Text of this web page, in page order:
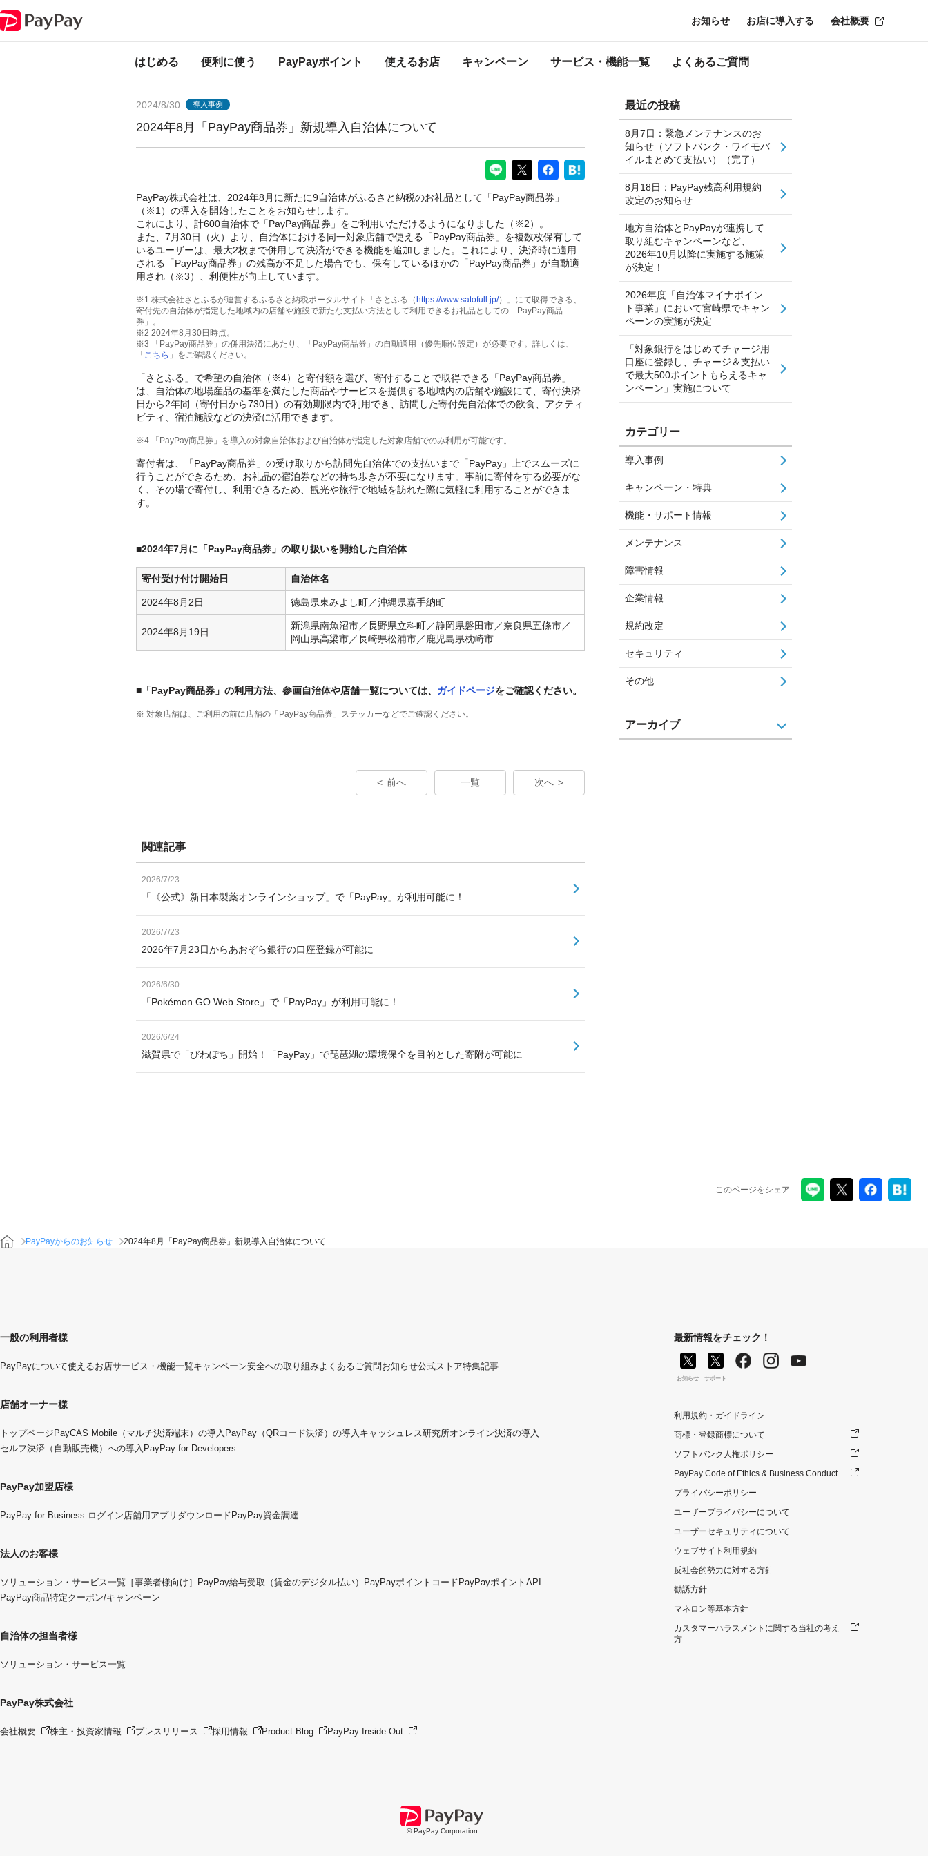
はじめる 便利に使う PayPayポイント 使えるお店 キャンペーン サービス・機能一覧 よくあるご質問
お知らせ お店に導入する 会社概要
PayPayからのお知らせ
2024/8/30 導入事例
2024年8月「PayPay商品券」新規導入自治体について
PayPay株式会社は、2024年8月に新たに9自治体がふるさと納税のお礼品として「PayPay商品券」
（※1）の導入を開始したことをお知らせします。
これにより、計600自治体で「PayPay商品券」をご利用いただけるようになりました（※2）。
また、7月30日（火）より、自治体における同一対象店舗で使える「PayPay商品券」を複数枚保有して
いるユーザーは、最大2枚まで併用して決済ができる機能を追加しました。これにより、決済時に適用
される「PayPay商品券」の残高が不足した場合でも、保有しているほかの「PayPay商品券」が自動適
用され（※3）、利便性が向上しています。
※1 株式会社さとふるが運営するふるさと納税ポータルサイト「さとふる（https://www.satofull.jp/）」にて取得できる、
寄付先の自治体が指定した地域内の店舗や施設で新たな支払い方法として利用できるお礼品としての「PayPay商品
券」。
※2 2024年8月30日時点。
※3 「PayPay商品券」の併用決済にあたり、「PayPay商品券」の自動適用（優先順位設定）が必要です。詳しくは、
「 こちら 」をご確認ください。
「さとふる」で希望の自治体（※4）と寄付額を選び、寄付することで取得できる「PayPay商品券」
は、自治体の地場産品の基準を満たした商品やサービスを提供する地域内の店舗や施設にて、寄付決済
日から2年間（寄付日から730日）の有効期限内で利用でき、訪問した寄付先自治体での飲食、アクティ
ビティ、宿泊施設などの決済に活用できます。
※4 「PayPay商品券」を導入の対象自治体および自治体が指定した対象店舗でのみ利用が可能です。
寄付者は、「PayPay商品券」の受け取りから訪問先自治体での支払いまで「PayPay」上でスムーズに
行うことができるため、お礼品の宿泊券などの持ち歩きが不要になります。事前に寄付をする必要がな
く、その場で寄付し、利用できるため、観光や旅行で地域を訪れた際に気軽に利用することができま
す。
■2024年7月に「PayPay商品券」の取り扱いを開始した自治体
寄付受け付け開始日 自治体名
2024年8月2日 徳島県東みよし町／沖縄県嘉手納町
2024年8月19日
新潟県南魚沼市／長野県立科町／静岡県磐田市／奈良県五條市／
岡山県高梁市／長崎県松浦市／鹿児島県枕崎市
■「PayPay商品券」の利用方法、参画自治体や店舗一覧については、 ガイドページをご確認ください。
※ 対象店舗は、ご利用の前に店舗の「PayPay商品券」ステッカーなどでご確認ください。
前へ 一覧 次へ
関連記事
2026/7/23
「《公式》新日本製薬オンラインショップ」で「PayPay」が利用可能に！
2026/7/23
2026年7月23日からあおぞら銀行の口座登録が可能に
2026/6/30
「Pokémon GO Web Store」で「PayPay」が利用可能に！
2026/6/24
滋賀県で「びわぽち」開始！「PayPay」で琵琶湖の環境保全を目的とした寄附が可能に
最近の投稿
8月7日：緊急メンテナンスのお
知らせ（ソフトバンク・ワイモバ
イルまとめて支払い）（完了）
8月18日：PayPay残高利用規約
改定のお知らせ
地方自治体とPayPayが連携して
取り組むキャンペーンなど、
2026年10月以降に実施する施策
が決定！
2026年度「自治体マイナポイン
ト事業」において宮崎県でキャン
ペーンの実施が決定
「対象銀行をはじめてチャージ用
口座に登録し、チャージ＆支払い
で最大500ポイントもらえるキャ
ンペーン」実施について
カテゴリー
導入事例
キャンペーン・特典
機能・サポート情報
メンテナンス
障害情報
企業情報
規約改定
セキュリティ
その他
アーカイブ
このページをシェア
PayPayからのお知らせ 2024年8月「PayPay商品券」新規導入自治体について
一般の利用者様
PayPayについて使えるお店サービス・機能一覧キャンペーン安全への取り組みよくあるご質問お知らせ公式ストア特集記事
店舗オーナー様
トップページ PayCAS Mobile（マルチ決済端末）の導入 PayPay（QRコード決済）の導入 キャッシュレス研究所オンライン決済の導入
セルフ決済（自動販売機）への導入 PayPay for Developers
PayPay加盟店様
PayPay for Business ログイン 店舗用アプリダウンロード PayPay資金調達
法人のお客様
ソリューション・サービス一覧 ［事業者様向け］PayPay給与受取（賃金のデジタル払い） PayPayポイントコード PayPayポイントAPI
PayPay商品特定クーポン/キャンペーン
自治体の担当者様
ソリューション・サービス一覧
PayPay株式会社
会社概要 株主・投資家情報 プレスリリース 採用情報 Product Blog PayPay Inside-Out
最新情報をチェック！
お知らせ サポート
利用規約・ガイドライン
商標・登録商標について
ソフトバンク人権ポリシー
PayPay Code of Ethics & Business Conduct
プライバシーポリシー
ユーザープライバシーについて
ユーザーセキュリティについて
ウェブサイト利用規約
反社会的勢力に対する方針
勧誘方針
マネロン等基本方針
カスタマーハラスメントに関する当社の考え
方
© PayPay Corporation